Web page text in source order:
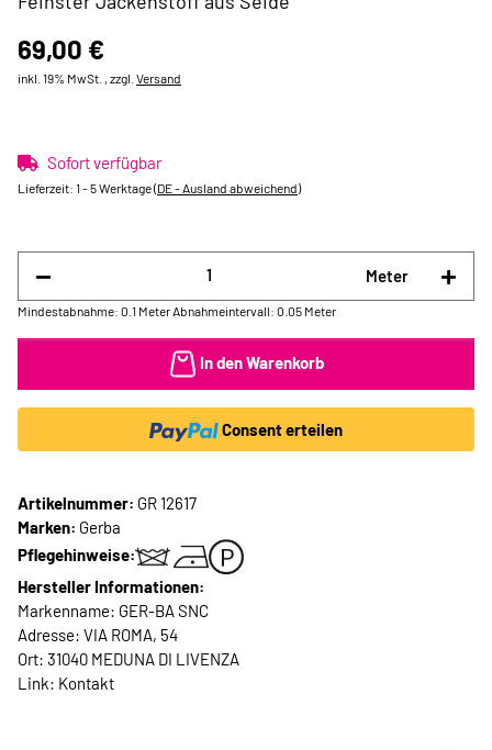
69,00 €
inkl. 19% MwSt. , zzgl. Versand
Sofort verfügbar
Lieferzeit: 1 - 5 Werktage(DE - Ausland abweichend)
Meter
Mindestabnahme: 0.1 Meter Abnahmeintervall: 0.05 Meter
In den Warenkorb
Consent erteilen
Artikelnummer: GR 12617
Marken: Gerba
Pflegehinweise:
Hersteller Informationen:
Markenname: GER-BA SNC
Adresse: VIA ROMA, 54
Ort: 31040 MEDUNA DI LIVENZA
Link: Kontakt